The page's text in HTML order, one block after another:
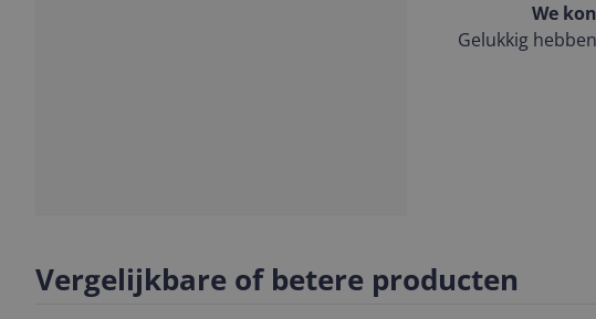
We
Gelukkig
Vergelijkbare of betere producten